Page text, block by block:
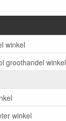
winkel
groothandel winkel
winkel